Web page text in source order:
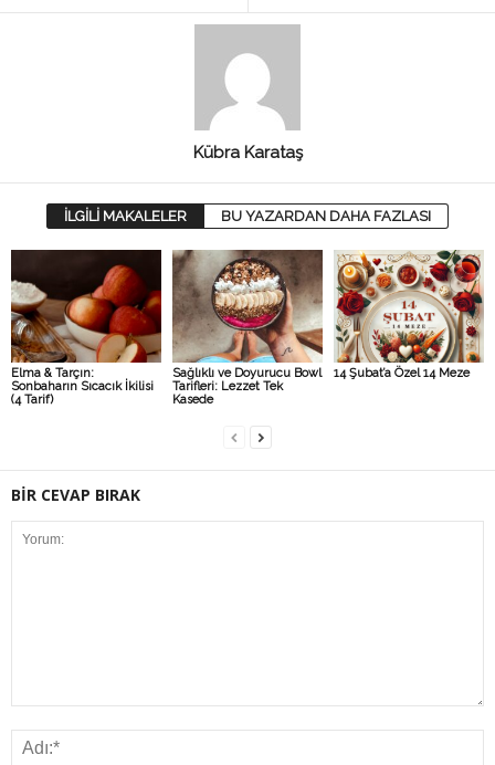
Kübra Karataş
İLGİLİ MAKALELER BU YAZARDAN DAHA FAZLASI
Elma & Tarçın:
Sonbaharın Sıcacık İkilisi
(4 Tarif)
Sağlıklı ve Doyurucu Bowl
Tarifleri: Lezzet Tek
Kasede
14 Şubat’a Özel 14 Meze
BİR CEVAP BIRAK